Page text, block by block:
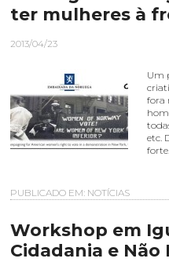
ter mulheres à
2013/04/23
Um
fora
etc.
PUBLICADO EM: NOTÍCIAS
Workshop em
Cidadania e